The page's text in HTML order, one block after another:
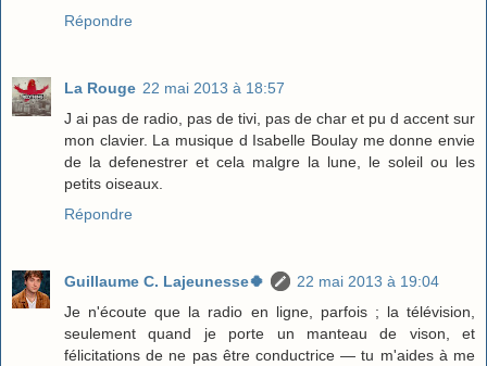
Répondre
La Rouge 22 mai 2013 à 18:57
J ai pas de radio, pas de tivi, pas de char et pu d accent sur
mon clavier. La musique d Isabelle Boulay me donne envie
de la defenestrer et cela malgre la lune, le soleil ou les
petits oiseaux.
Répondre
Guillaume C. Lajeunesse🍀
22 mai 2013 à 19:04
Je n'écoute que la radio en ligne, parfois ; la télévision,
seulement quand je porte un manteau de vison, et
félicitations de ne pas être conductrice — tu m'aides à me